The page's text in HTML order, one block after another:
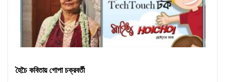
হৈচৈ কবিতায় গোপা চক্রবর্তী